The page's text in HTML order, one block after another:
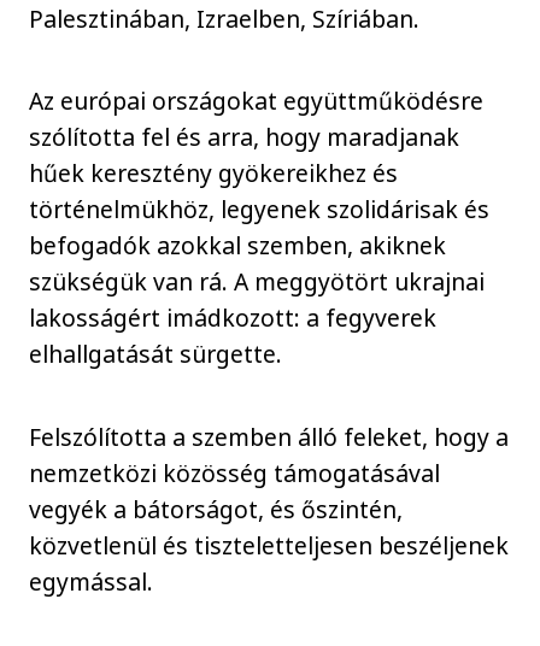
Palesztinában, Izraelben, Szíriában.
Az európai országokat együttműködésre
szólította fel és arra, hogy maradjanak
hűek keresztény gyökereikhez és
történelmükhöz, legyenek szolidárisak és
befogadók azokkal szemben, akiknek
szükségük van rá. A meggyötört ukrajnai
lakosságért imádkozott: a fegyverek
elhallgatását sürgette.
Felszólította a szemben álló feleket, hogy a
nemzetközi közösség támogatásával
vegyék a bátorságot, és őszintén,
közvetlenül és tiszteletteljesen beszéljenek
egymással.